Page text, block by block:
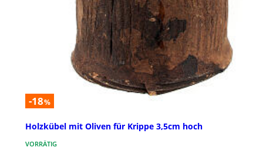
-18%
Holzkübel mit Oliven für Krippe 3,5cm hoch
VORRÄTIG